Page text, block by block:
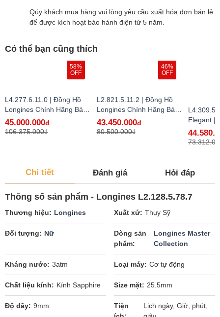
Qúy khách mua hàng vui lòng yêu cầu xuất hóa đơn bán lẻ
để được kích hoạt bảo hành điện tử 5 năm.
Có thể bạn cũng thích
58%
OFF
L4.277.6.11.0 | Đồng Hồ
Longines Chính Hãng Bán
Lẻ Tại VN
45.000.000đ
106.375.000₫
46%
OFF
L2.821.5.11.2 | Đồng Hồ
Longines Chính Hãng Bán
Lẻ Tại VN - hàng lướt
43.450.000đ
80.500.000₫
Elegant |
Longines
Lẻ Tại VN
Chi tiết Đánh giá Hỏi đáp
Thông số sản phẩm - Longines L2.128.5.78.7
Thương hiệu Longines Xuất xứ Thụy Sỹ
Đối tượng Nữ
Dòng sản
phẩm
Longines Master
Collection
Kháng nước 3atm Loại máy Cơ tự động
Chất liệu kính Kính Sapphire Size mặt 25.5mm
Độ dầy 9mm
Tiện
Lịch ngày, Giờ, phút,